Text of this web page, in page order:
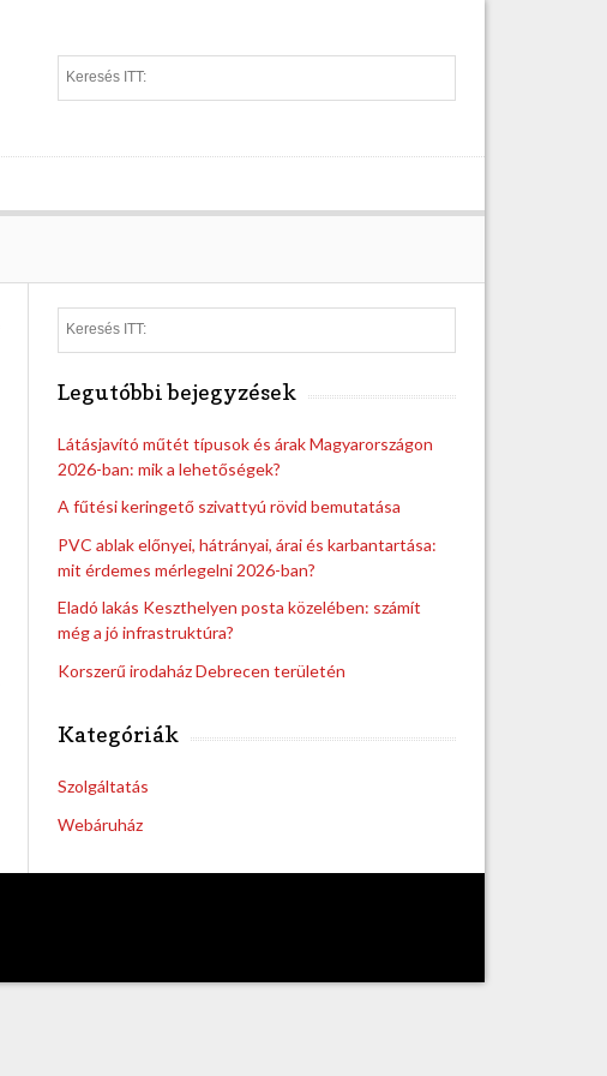
e
c
e
Legutóbbi bejegyzések
Látásjavító műtét típusok és árak Magyarországon
2026-ban: mik a lehetőségek?
A fűtési keringető szivattyú rövid bemutatása
PVC ablak előnyei, hátrányai, árai és karbantartása:
mit érdemes mérlegelni 2026-ban?
Eladó lakás Keszthelyen posta közelében: számít
még a jó infrastruktúra?
Korszerű irodaház Debrecen területén
Kategóriák
Szolgáltatás
Webáruház